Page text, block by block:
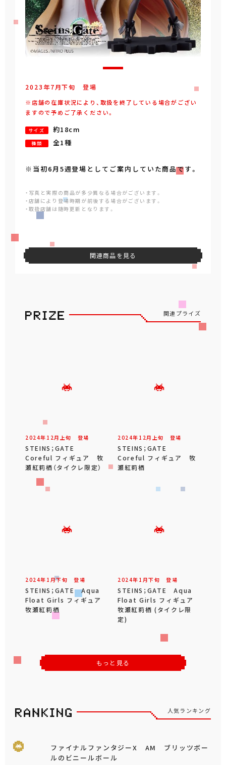
2023年7月下旬 登場
※店舗の在庫状況により、取扱を終了している場合がござい
ますので予めご了承ください。
サイズ 約18cm
種類 全1種
※当初6月5週登場としてご案内していた商品です。
・写真と実際の商品が多少異なる場合がございます。
・店舗により登場時期が前後する場合がございます。
・取扱店舗は随時更新となります。
関連商品を見る
関連プライズ
2024年 12 月 上旬 登場
STEINS；GATE
Coreful フィギュア 牧
瀬紅莉栖（タイクレ限定）
2024年 12 月 上旬 登場
STEINS；GATE
Coreful フィギュア 牧
瀬紅莉栖
2024年 1 月下旬 登場
STEINS；GATE Aqua
Float Girls フィギュア
牧瀬紅莉栖
2024年 1 月下旬 登場
STEINS；GATE Aqua
Float Girls フィギュア
牧瀬紅莉栖 (タイクレ限
定)
もっと見る
人気ランキング
ファイナルファンタジーX AM ブリッツボー
ルのビニールボール